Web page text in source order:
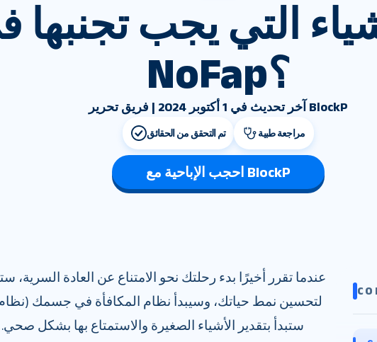
التي يجب تجنبها
NoFap؟
آخر تحديث في 1 أكتوبر 2024 | فريق تحرير BlockP
تم التحقق من الحقائق مراجعة طبية
احجب الإباحية مع BlockP
عندما تقرر أخيرًا بدء رحلتك نحو الامتناع عن العادة السرية،
لتحسين نمط حياتك، وسيبدأ نظام المكافأة في جسمك (نظام
ستبدأ بتقدير الأشياء الصغيرة والاستمتاع بها بشكل